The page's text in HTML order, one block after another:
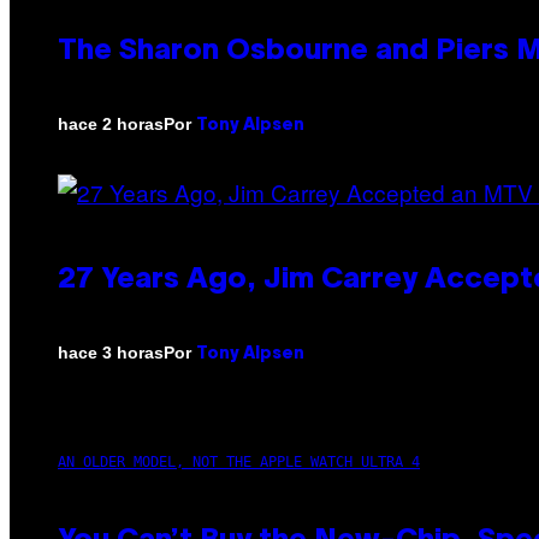
The Sharon Osbourne and Piers
hace 2 horasPor Tony Alpsen
27 Years Ago, Jim Carrey
hace 3 horasPor Tony Alpsen
AN OLDER MODEL, NOT THE APPLE WATCH ULTRA 4